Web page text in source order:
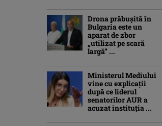
Drona prăbuşită în
Bulgaria este un
aparat de zbor
„utilizat pe scară
largă” ...
Ministerul Mediului
vine cu explicații
după ce liderul
senatorilor AUR a
acuzat instituția ...